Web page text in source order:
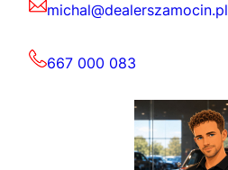
michal@dealerszamocin.pl
667 000 083